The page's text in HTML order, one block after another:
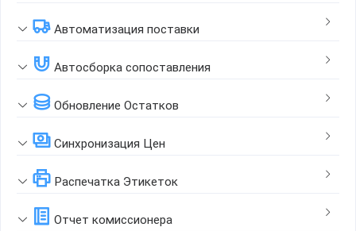
Автоматизация поставки
Автосборка сопоставления
Обновление Остатков
Синхронизация Цен
Распечатка Этикеток
Отчет комиссионера